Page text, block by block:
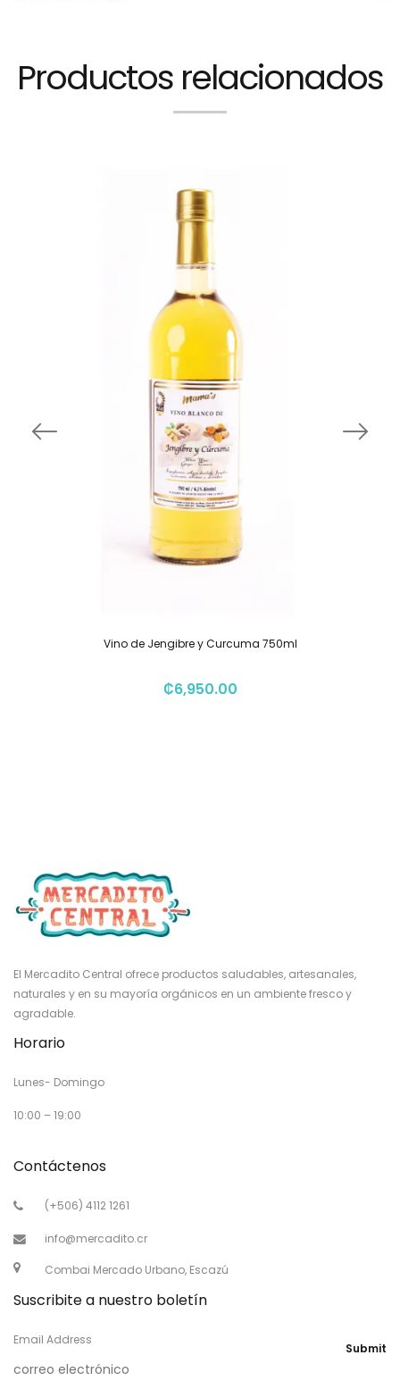
Productos relacionados
Vino de Jengibre y Curcuma 750ml
₡6,950.00
El Mercadito Central ofrece productos saludables, artesanales,
naturales y en su mayoría orgánicos en un ambiente fresco y
agradable.
Horario
Lunes- Domingo
10:00 – 19:00
Contáctenos
(+506) 4112 1261
info@mercadito.cr
Combai Mercado Urbano, Escazú
Suscribite a nuestro boletín
Email Address
Submit